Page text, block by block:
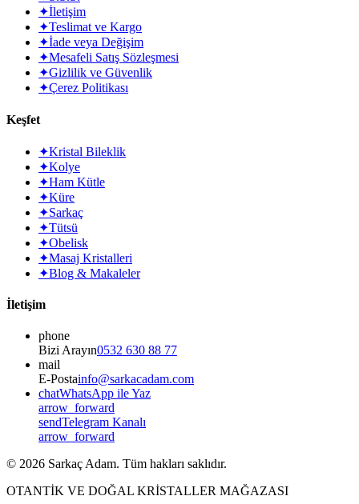
✦İletişim
✦Teslimat ve Kargo
✦İade veya Değişim
✦Mesafeli Satış Sözleşmesi
✦Gizlilik ve Güvenlik
✦Çerez Politikası
Keşfet
✦Kristal Bileklik
✦Kolye
✦Ham Kütle
✦Küre
✦Sarkaç
✦Tütsü
✦Obelisk
✦Masaj Kristalleri
✦Blog & Makaleler
İletişim
phone
Bizi Arayın0532 630 88 77
mail
E-Postainfo@sarkacadam.com
chatWhatsApp ile Yaz
arrow_forward
sendTelegram Kanalı
arrow_forward
© 2026 Sarkaç Adam. Tüm hakları saklıdır.
OTANTİK VE DOĞAL KRİSTALLER MAĞAZASI